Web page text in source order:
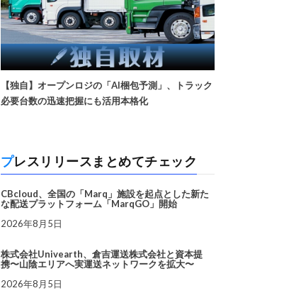
【独自】オープンロジの「AI梱包予測」、トラック
必要台数の迅速把握にも活用本格化
プレスリリースまとめてチェック
CBcloud、全国の「Marq」施設を起点とした新た
な配送プラットフォーム「MarqGO」開始
2026年8月5日
株式会社Univearth、倉吉運送株式会社と資本提
携〜山陰エリアへ実運送ネットワークを拡大〜
2026年8月5日